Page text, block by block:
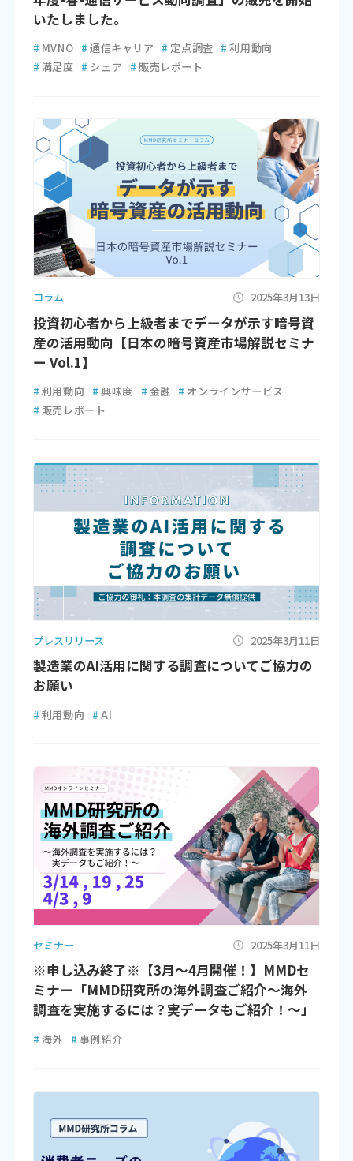
いたしました。
# MVNO # 通信キャリア # 定点調査 # 利用動向
# 満足度 # シェア # 販売レポート
コラム 2025年3月13日
投資初心者から上級者までデータが示す暗号資
産の活用動向【日本の暗号資産市場解説セミナ
ー Vol.1】
# 利用動向 # 興味度 # 金融 # オンラインサービス
# 販売レポート
プレスリリース 2025年3月11日
製造業のAI活用に関する調査についてご協力の
お願い
# 利用動向 # AI
セミナー 2025年3月11日
※申し込み終了※【3月～4月開催！】MMDセ
ミナー「MMD研究所の海外調査ご紹介～海外
調査を実施するには？実データもご紹介！～」
# 海外 # 事例紹介